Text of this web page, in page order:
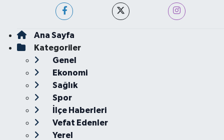
Ana Sayfa
Kategoriler
Genel
Ekonomi
Sağlık
Spor
İlçe Haberleri
Vefat Edenler
Yerel